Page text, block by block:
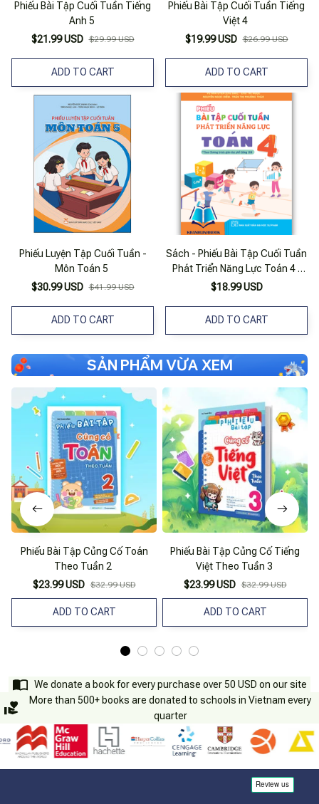
Phiếu Bài Tập Cuối Tuần Tiếng
Anh 5
$21.99 USD $29.99 USD
ADD TO CART
Phiếu Bài Tập Cuối Tuần Tiếng
Việt 4
$19.99 USD $26.99 USD
ADD TO CART
Phiếu Luyện Tập Cuối Tuần -
Môn Toán 5
$30.99 USD $41.99 USD
ADD TO CART
Sách - Phiếu Bài Tập Cuối Tuần
Phát Triển Năng Lực Toán 4 (
Kết Nối )
$18.99 USD
ADD TO CART
SẢN PHẨM VỪA XEM
Phiếu Bài Tập Củng Cố Toán
Theo Tuần 2
$23.99 USD $32.99 USD
ADD TO CART
Phiếu Bài Tập Củng Cố Tiếng
Việt Theo Tuần 3
$23.99 USD $32.99 USD
ADD TO CART
We donate a book for every purchase over 50 USD on our site
More than 500+ books are donated to schools in Vietnam every
quarter